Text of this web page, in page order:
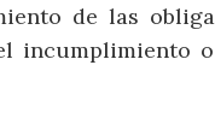
de las
incumplimiento